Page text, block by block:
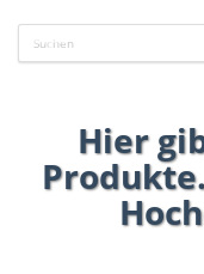
Hier